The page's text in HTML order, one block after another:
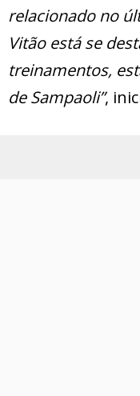
relacionado no
Vitão está se
treinamentos,
de Sampaoli”,